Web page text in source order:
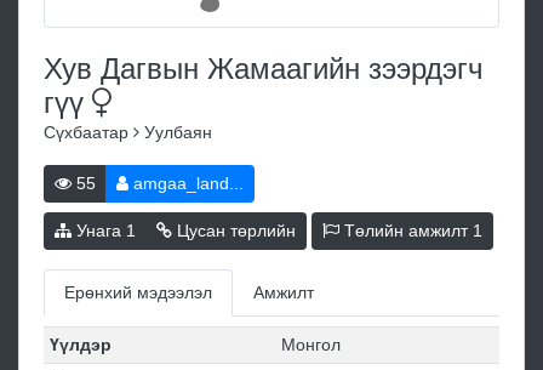
Хув Дагвын Жамаагийн зээрдэгч
гүү
Сүхбаатар Уулбаян
55 amgaa_land...
Унага 1 Цусан төрлийн Төлийн амжилт 1
Ерөнхий мэдээлэл Амжилт
Үүлдэр
Монгол